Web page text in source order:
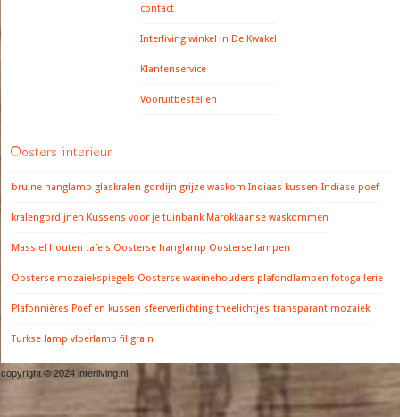
contact
Interliving winkel in De Kwakel
Klantenservice
Vooruitbestellen
Oosters interieur
bruine hanglamp glaskralen gordijn grijze waskom Indiaas kussen Indiase poef
kralengordijnen Kussens voor je tuinbank Marokkaanse waskommen
Massief houten tafels Oosterse hanglamp Oosterse lampen
Oosterse mozaiekspiegels Oosterse waxinehouders plafondlampen fotogallerie
Plafonnières Poef en kussen sfeerverlichting theelichtjes transparant mozaiek
Turkse lamp vloerlamp filigrain
copyright © 2024 interliving.nl